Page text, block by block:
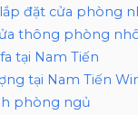
đặt cửa phòng
thông phòng
tại Nam Tiến
tại Nam Tiến
phòng ngủ